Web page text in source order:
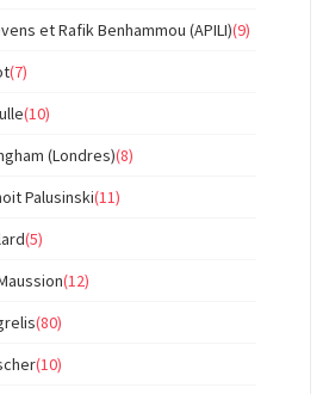
et Rafik Benhammou (APILI)(9)
(7)
(10)
(Londres)(8)
Palusinski(11)
(5)
(12)
(80)
(10)